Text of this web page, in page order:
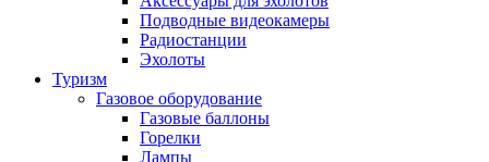
Подводные видеокамеры
Радиостанции
Эхолоты
Туризм
Газовое оборудование
Газовые баллоны
Горелки
Лампы